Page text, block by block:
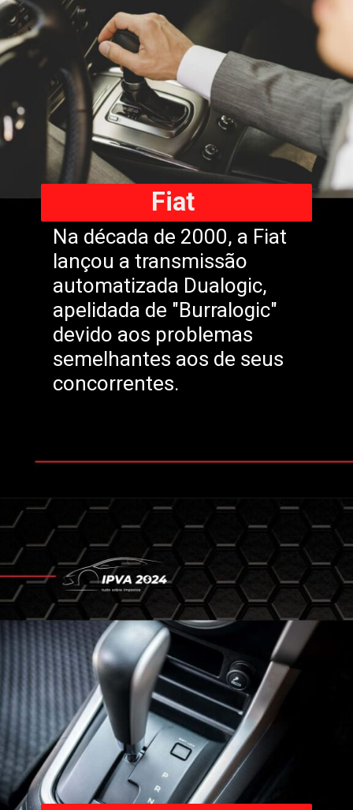
Na década de 2000, a Fiat
lançou a transmissão
automatizada Dualogic,
apelidada de "Burralogic"
devido aos problemas
semelhantes aos de seus
concorrentes.
Fiat